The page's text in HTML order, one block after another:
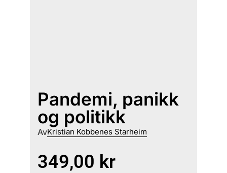
Pandemi, panikk
og politikk
AvKristian Kobbenes Starheim
349,00 kr